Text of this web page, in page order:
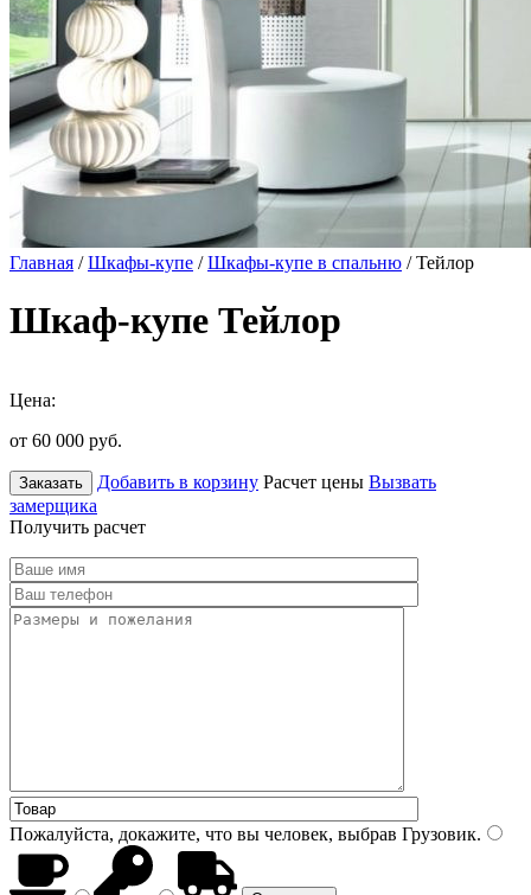
Главная /Шкафы-купе /Шкафы-купе в спальню / Тейлор
Шкаф-купе Тейлор
Цена:
от 60 000 руб.
Заказать Добавить в корзину Расчет цены Вызвать
замерщика
Получить расчет
Пожалуйста, докажите, что вы человек, выбрав Грузовик.